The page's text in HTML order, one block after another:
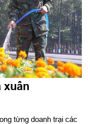
xuân
từng doanh trại các